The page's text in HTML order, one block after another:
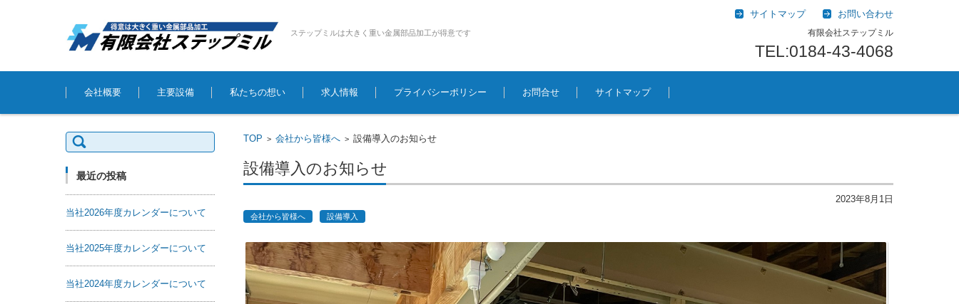
ステップミルは大きく重い金属部品加工が得意です
サイトマップ お問い合わせ
有限会社ステップミル
TEL:0184-43-4068
コンテンツに移動
会社概要
主要設備 私たちの想い 求人情報 プライバシーポリシー お問合せ サイトマップ
TOP > 会社から皆様へ> 設備導入のお知らせ
設備導入のお知らせ
2023年8月1日
会社から皆様へ 設備導入
検索:
最近の投稿
当社2026年度カレンダーについて
当社2025年度カレンダーについて
当社2024年度カレンダーについて